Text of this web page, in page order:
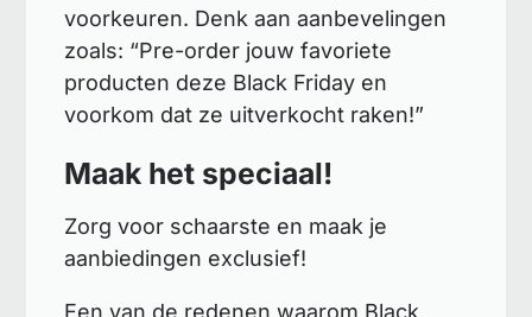
voorkeuren. Denk aan aanbevelingen
zoals: “Pre-order jouw favoriete
producten deze Black Friday en
voorkom dat ze uitverkocht raken!”
Maak het speciaal!
Zorg voor schaarste en maak je
aanbiedingen exclusief!
Een van de redenen waarom Black